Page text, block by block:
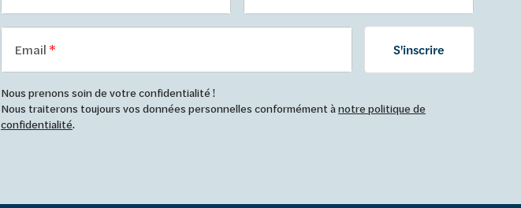
Email S'inscrire
Nous prenons soin de votre confidentialité !
Nous traiterons toujours vos données personnelles conformément ànotre politique de
confidentialité.